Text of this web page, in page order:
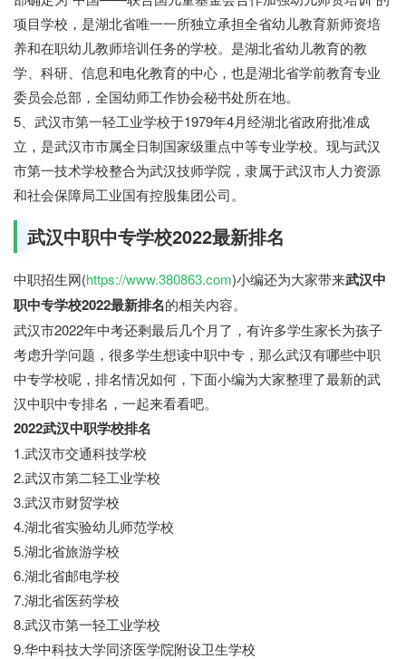
项目学校，是湖北省唯一一所独立承担全省幼儿教育新师资培
养和在职幼儿教师培训任务的学校。是湖北省幼儿教育的教
学、科研、信息和电化教育的中心，也是湖北省学前教育专业
委员会总部，全国幼师工作协会秘书处所在地。
5、武汉市第一轻工业学校于1979年4月经湖北省政府批准成
立，是武汉市市属全日制国家级重点中等专业学校。现与武汉
市第一技术学校整合为武汉技师学院，隶属于武汉市人力资源
和社会保障局工业国有控股集团公司。
武汉中职中专学校2022最新排名
中职招生网(https://www.380863.com)小编还为大家带来武汉中
职中专学校2022最新排名的相关内容。
武汉市2022年中考还剩最后几个月了，有许多学生家长为孩子
考虑升学问题，很多学生想读中职中专，那么武汉有哪些中职
中专学校呢，排名情况如何，下面小编为大家整理了最新的武
汉中职中专排名，一起来看看吧。
2022武汉中职学校排名
1.武汉市交通科技学校
2.武汉市第二轻工业学校
3.武汉市财贸学校
4.湖北省实验幼儿师范学校
5.湖北省旅游学校
6.湖北省邮电学校
7.湖北省医药学校
8.武汉市第一轻工业学校
9.华中科技大学同济医学院附设卫生学校